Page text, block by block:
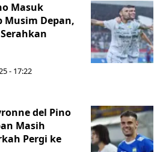
Masuk
Musim Depan,
- 17:22
del Pino
Masih
Pergi ke